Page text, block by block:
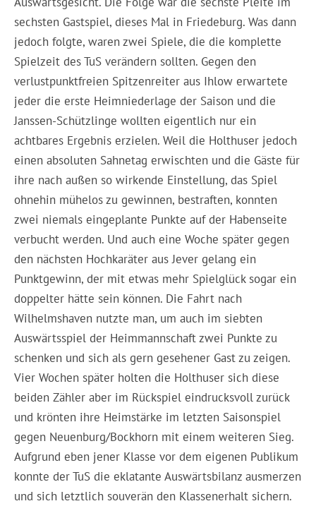
sechsten Gastspiel, dieses Mal in Friedeburg. Was dann
jedoch folgte, waren zwei Spiele, die die komplette
Spielzeit des TuS verändern sollten. Gegen den
verlustpunktfreien Spitzenreiter aus Ihlow erwartete
jeder die erste Heimniederlage der Saison und die
Janssen-Schützlinge wollten eigentlich nur ein
achtbares Ergebnis erzielen. Weil die Holthuser jedoch
einen absoluten Sahnetag erwischten und die Gäste für
ihre nach außen so wirkende Einstellung, das Spiel
ohnehin mühelos zu gewinnen, bestraften, konnten
zwei niemals eingeplante Punkte auf der Habenseite
verbucht werden. Und auch eine Woche später gegen
den nächsten Hochkaräter aus Jever gelang ein
Punktgewinn, der mit etwas mehr Spielglück sogar ein
doppelter hätte sein können. Die Fahrt nach
Wilhelmshaven nutzte man, um auch im siebten
Auswärtsspiel der Heimmannschaft zwei Punkte zu
schenken und sich als gern gesehener Gast zu zeigen.
Vier Wochen später holten die Holthuser sich diese
beiden Zähler aber im Rückspiel eindrucksvoll zurück
und krönten ihre Heimstärke im letzten Saisonspiel
gegen Neuenburg/Bockhorn mit einem weiteren Sieg.
Aufgrund eben jener Klasse vor dem eigenen Publikum
konnte der TuS die eklatante Auswärtsbilanz ausmerzen
und sich letztlich souverän den Klassenerhalt sichern.